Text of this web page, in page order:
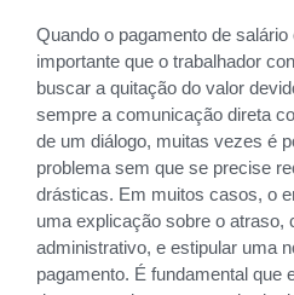
Quando o pagamento de
importante que o trabalhador
buscar a quitação do valor
sempre a comunicação direta
de um diálogo, muitas vezes é
problema sem que se precise
drásticas. Em muitos casos, o
uma explicação sobre o atraso,
administrativo, e estipular uma
pagamento. É fundamental que